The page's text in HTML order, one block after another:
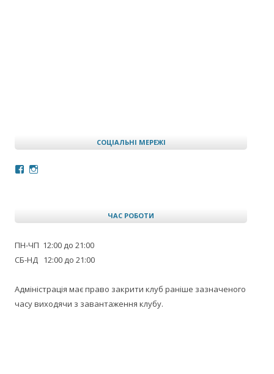
СОЦІАЛЬНІ МЕРЕЖІ
Facebook
Instagram
ЧАС РОБОТИ
ПН-ЧП 12:00 до 21:00
СБ-НД 12:00 до 21:00
Адміністрація має право закрити клуб раніше зазначеного
часу виходячи з завантаження клубу.